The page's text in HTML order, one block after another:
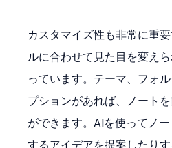
カスタマイズ性も非常に重
ルに合わせて見た目を変え
っています。テーマ、フォ
プションがあれば、ノート
ができます。AIを使ってノ